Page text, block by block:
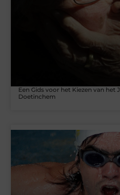
Een Gids voor het Kiezen van het
Doetinchem